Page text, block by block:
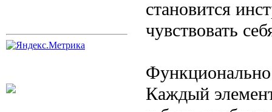
становится
чувствовать
Каждый